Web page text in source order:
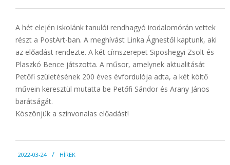
A hét elején iskolánk tanulói rendhagyó irodalomórán vettek
részt a PostArt-ban. A meghívást Linka Ágnestől kaptunk, aki
az előadást rendezte. A két címszerepet Siposhegyi Zsolt és
Plaszkó Bence játszotta. A műsor, amelynek aktualitását
Petőfi születésének 200 éves évfordulója adta, a két költő
művein keresztül mutatta be Petőfi Sándor és Arany János
barátságát.
Köszönjük a színvonalas előadást!
03-
2022-03-24 HÍREK